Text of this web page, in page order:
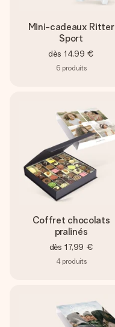
Mini-cadeaux Ritter
Sport
dès 14,99 €
6 produits
Coffret chocolats
pralinés
dès 17,99 €
4 produits